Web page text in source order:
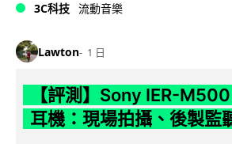
3C科技 流動音樂
Lawton 1 日
【評測】Sony IER-
耳機：現場拍攝、後製監